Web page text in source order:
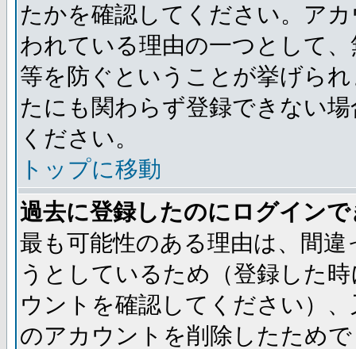
たかを確認してください。ア
われている理由の一つとして
等を防ぐということが挙げら
たにも関わらず登録できない
ください。
トップに移動
過去に登録したのにログイン
最も可能性のある理由は、間
うとしているため（登録した
ウントを確認してください）
のアカウントを削除したため